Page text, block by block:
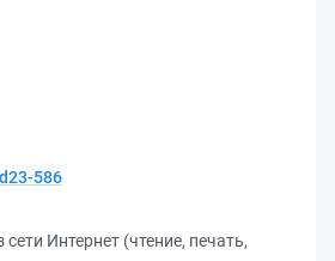
586
Интернет (чтение, печать,